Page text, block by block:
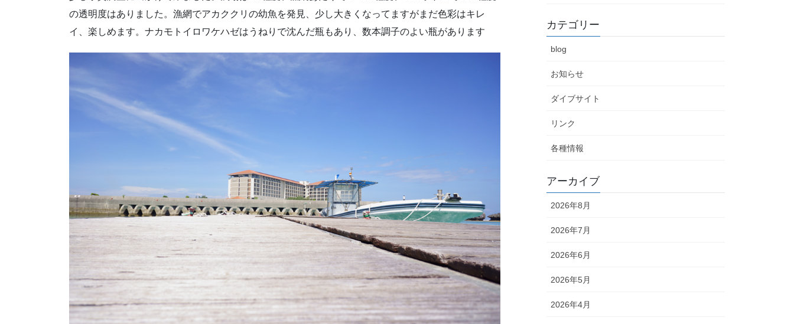
の透明度はありました。漁網でアカククリの幼魚を発見、少し大きくなってますがまだ色彩はキレ
イ、楽しめます。ナカモトイロワケハゼはうねりで沈んだ瓶もあり、数本調子のよい瓶があります
カテゴリー
blog
お知らせ
ダイブサイト
リンク
各種情報
アーカイブ
2026年8月
2026年7月
2026年6月
2026年5月
2026年4月